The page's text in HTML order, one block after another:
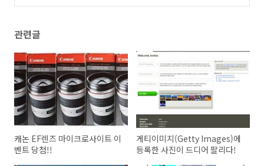
관련글
캐논 EF렌즈 마이크로사이트 이
벤트 당첨!!
게티이미지(Getty Images)에
등록한 사진이 드디어 팔리다!